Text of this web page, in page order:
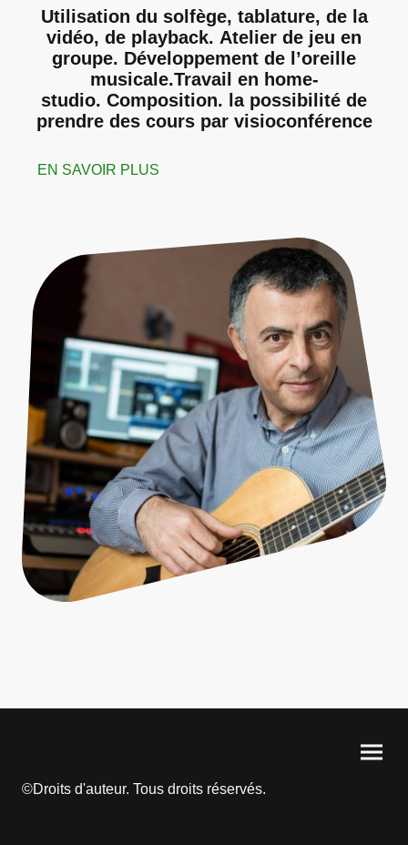
Utilisation du solfège, tablature, de la
vidéo, de playback. Atelier de jeu en
groupe. Développement de l’oreille
musicale.Travail en home-
studio. Composition. la possibilité de
prendre des cours par visioconférence
EN SAVOIR PLUS
©Droits d'auteur. Tous droits réservés.